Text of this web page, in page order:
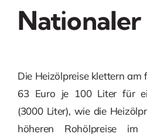
Die Heizölpreise klettern
63 Euro je 100 Liter für
(3000 Liter), wie die
höheren Rohölpreise im